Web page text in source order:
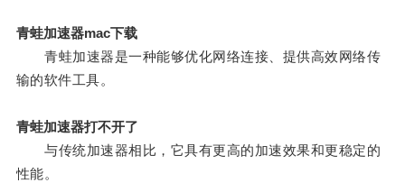
青蛙加速器mac下载
青蛙加速器是一种能够优化网络连接、提供高效网络传
输的软件工具。
青蛙加速器打不开了
与传统加速器相比，它具有更高的加速效果和更稳定的
性能。